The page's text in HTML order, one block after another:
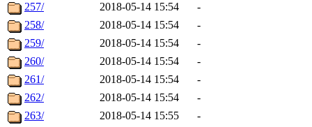
257/
2018-05-14 15:54
-
258/
2018-05-14 15:54
-
259/
2018-05-14 15:54
-
260/
2018-05-14 15:54
-
261/
2018-05-14 15:54
-
262/
2018-05-14 15:54
-
263/
2018-05-14 15:55
-